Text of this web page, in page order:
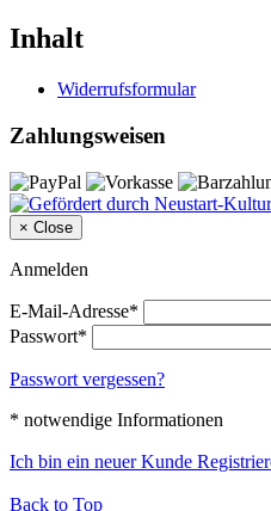
Inhalt
Widerrufsformular
Zahlungsweisen
× Close
Anmelden
E-Mail-Adresse*
Passwort*
Passwort vergessen?
* notwendige Informationen
Ich bin ein neuer Kunde
Back to Top